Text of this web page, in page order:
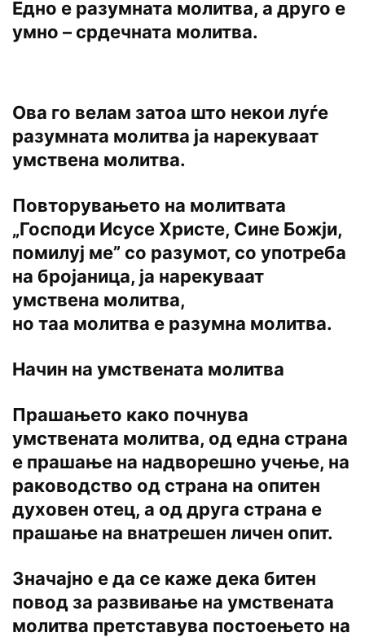
Едно е разумната молитва, а друго е
умно – срдечната молитва.
Ова го велам затоа што некои луѓе
разумната молитва ја нарекуваат
умствена молитва.
Повторувањето на молитвата
„Господи Исусе Христе, Сине Божји,
помилуј ме” со разумот, со употреба
на бројаница, ја нарекуваат
умствена молитва,
но таа молитва е разумна молитва.
Начин на умствената молитва
Прашањето како почнува
умствената молитва, од една страна
е прашање на надворешно учење, на
раководство од страна на опитен
духовен отец, а од друга страна е
прашање на внатрешен личен опит.
Значајно е да се каже дека битен
повод за развивање на умствената
молитва претставува постоењето на